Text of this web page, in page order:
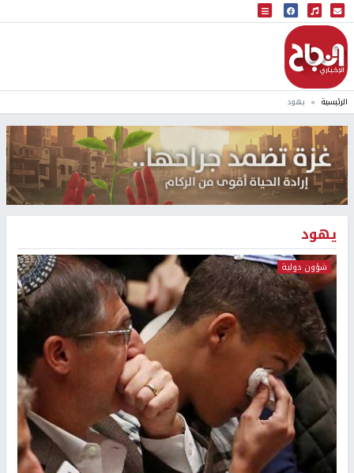
البث المباشر
إذاعة النجاح
الرئيسية يهود
يهود
شؤون دولية